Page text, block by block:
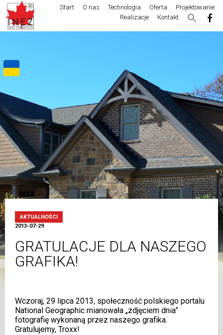
Start O nas Technologia Oferta
Projektowanie
Realizacje
Kontakt
AKTUALNOŚCI
2013-07-29
GRATULACJE DLA NASZEGO
GRAFIKA!
Wczoraj, 29 lipca 2013, społeczność polskiego portalu
National Geographic mianowała „zdjęciem dnia”
fotografię wykonaną przez naszego grafika.
Gratulujemy, Troxx!